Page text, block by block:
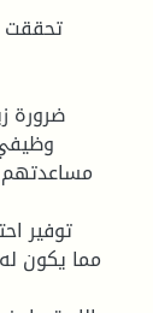
مساعدتهم
مما يكون